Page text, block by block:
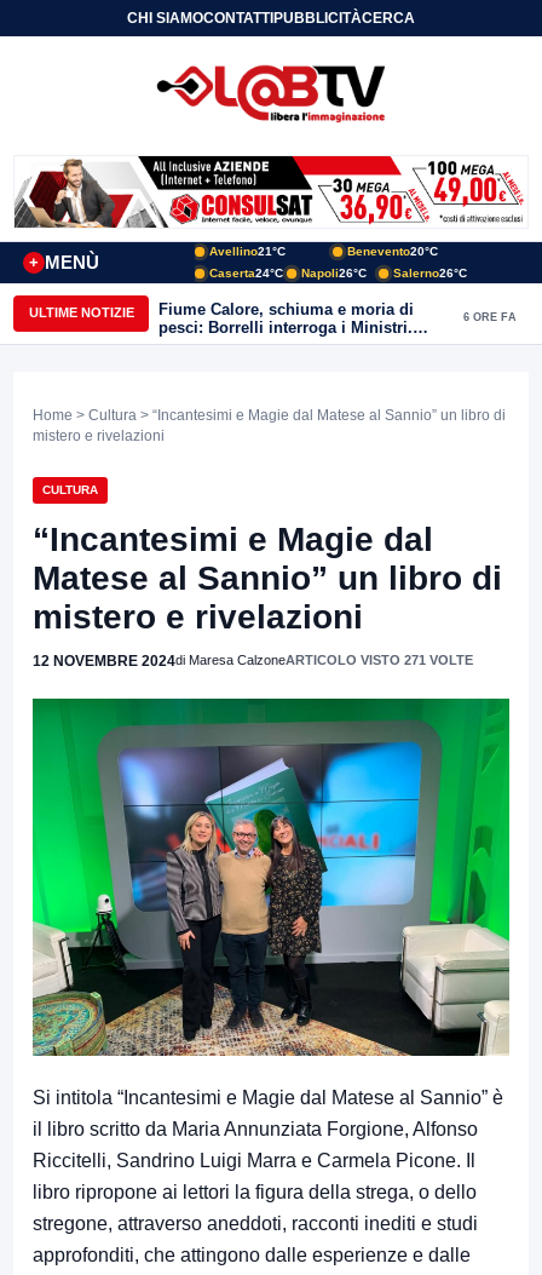
CHI SIAMOCONTATTIPUBBLICITÀCERCA
MENÙ
+
Avellino21°C Benevento20°C
Caserta24°C Napoli26°C Salerno26°C
ULTIME NOTIZIE
Fiume Calore, schiuma e moria di
pesci: Borrelli interroga i Ministri.
“Benevento paga l’assenza del
6 ORE FA
Home > Cultura > “Incantesimi e Magie dal Matese al Sannio” un libro di
mistero e rivelazioni
CULTURA
“Incantesimi e Magie dal
Matese al Sannio” un libro di
mistero e rivelazioni
12 NOVEMBRE 2024di Maresa CalzoneARTICOLO VISTO 271 VOLTE
Si intitola “Incantesimi e Magie dal Matese al Sannio” è
il libro scritto da Maria Annunziata Forgione, Alfonso
Riccitelli, Sandrino Luigi Marra e Carmela Picone. Il
libro ripropone ai lettori la figura della strega, o dello
stregone, attraverso aneddoti, racconti inediti e studi
approfonditi, che attingono dalle esperienze e dalle